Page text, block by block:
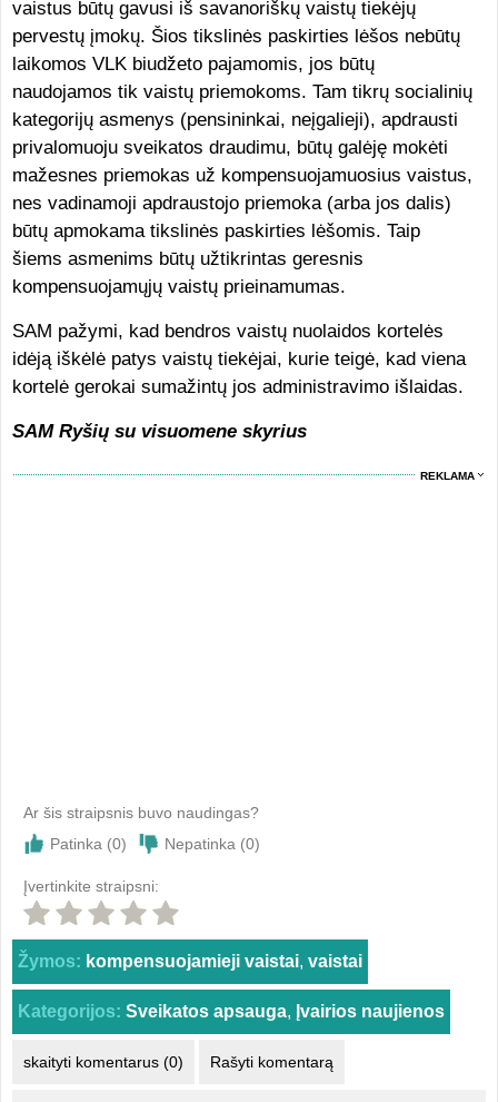
vaistus būtų gavusi iš savanoriškų vaistų tiekėjų
pervestų įmokų. Šios tikslinės paskirties lėšos nebūtų
laikomos VLK biudžeto pajamomis, jos būtų
naudojamos tik vaistų priemokoms. Tam tikrų socialinių
kategorijų asmenys (pensininkai, neįgalieji), apdrausti
privalomuoju sveikatos draudimu, būtų galėję mokėti
mažesnes priemokas už kompensuojamuosius vaistus,
nes vadinamoji apdraustojo priemoka (arba jos dalis)
būtų apmokama tikslinės paskirties lėšomis. Taip
šiems asmenims būtų užtikrintas geresnis
kompensuojamųjų vaistų prieinamumas.
SAM pažymi, kad bendros vaistų nuolaidos kortelės
idėją iškėlė patys vaistų tiekėjai, kurie teigė, kad viena
kortelė gerokai sumažintų jos administravimo išlaidas.
SAM Ryšių su visuomene skyrius
REKLAMA
Ar šis straipsnis buvo naudingas?
Patinka (0) Nepatinka (0)
Įvertinkite straipsni:
Žymos: kompensuojamieji vaistai, vaistai
Kategorijos: Sveikatos apsauga, Įvairios naujienos
skaityti komentarus (0) Rašyti komentarą